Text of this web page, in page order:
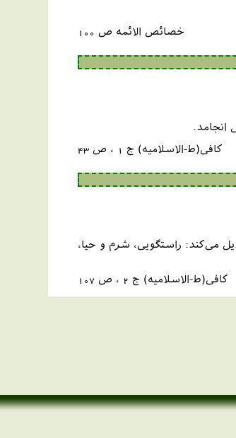
خصائص الائمه ص 100
انجامد.
کافی(ط-الاسلامیه) ج 1 ، ص 43
مى‌كند: راستگويى، شرم و حيا،
کافی(ط-الاسلامیه) ج 2 ، ص 107